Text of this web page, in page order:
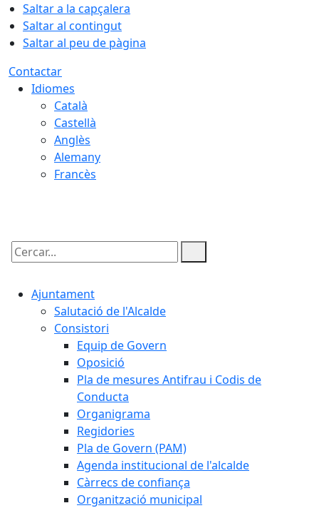
Saltar a la capçalera
Saltar al contingut
Saltar al peu de pàgina
Contactar
Idiomes
Català
Castellà
Anglès
Alemany
Francès
Cercar:
Ajuntament
Salutació de l'Alcalde
Consistori
Equip de Govern
Oposició
Pla de mesures Antifrau i Codis de
Conducta
Organigrama
Regidories
Pla de Govern (PAM)
Agenda institucional de l'alcalde
Càrrecs de confiança
Organització municipal